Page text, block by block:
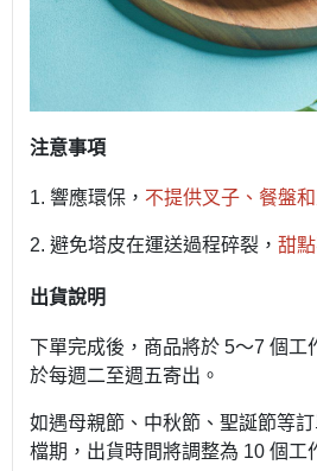
注意事項
1. 響應環保， 不提供叉子、餐盤和
2. 避免塔皮在運送過程碎裂， 甜
出貨說明
下單完成後，商品將於 5～7 個工
於每週二至週五寄出。
如遇母親節、中秋節、聖誕節等
檔期，出貨時間將調整為 10 個工